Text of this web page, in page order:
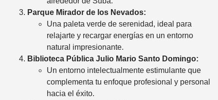
Parque Mirador de los Nevados:
Una paleta verde de serenidad, ideal para
relajarte y recargar energías en un entorno
natural impresionante.
Biblioteca Pública Julio Mario Santo Domingo:
Un entorno intelectualmente estimulante que
complementa tu enfoque profesional y personal
hacia el éxito.